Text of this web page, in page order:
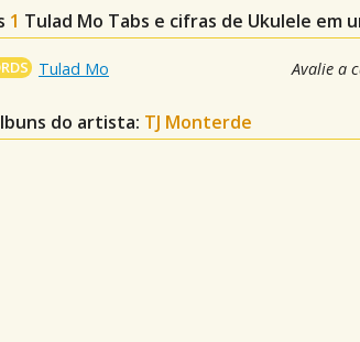
1 Tulad Mo Tabs e cifras de Ukulele em
Tulad Mo Avalie a
do artista: TJ Monterde